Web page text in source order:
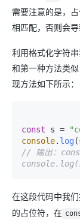
需要注意的是，
相匹配，否则会导
利用格式化字符
和第一种方法类
现方法如下所示：
const s =
console. log
// 输出：
在这段代码中我
的占位符，在